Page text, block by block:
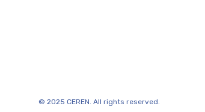
© 2025 CEREN. All rights reserved.